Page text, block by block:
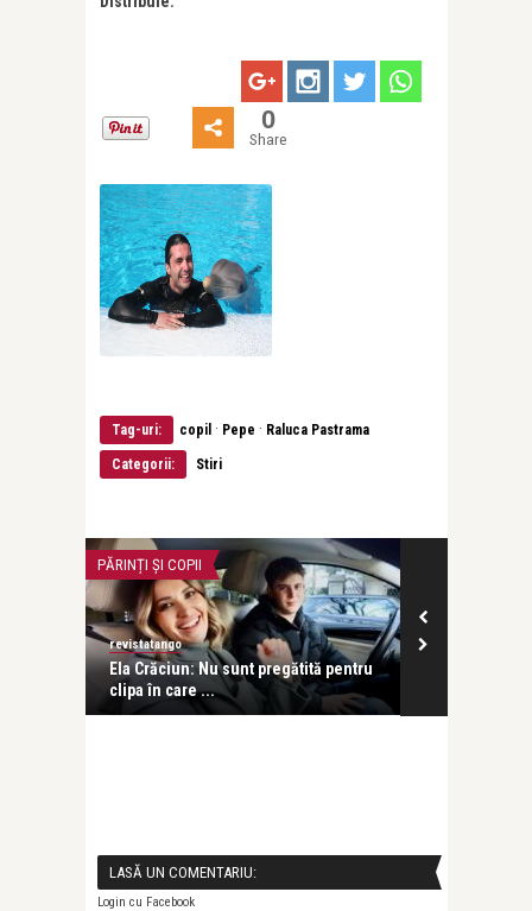
0
Share
Tag-uri: copil · Pepe · Raluca Pastrama
Categorii: Stiri
PĂRINȚI ȘI COPII
revistatango
Ela Crăciun: Nu sunt pregătită pentru
clipa în care ...
LASĂ UN COMENTARIU:
Login cu Facebook